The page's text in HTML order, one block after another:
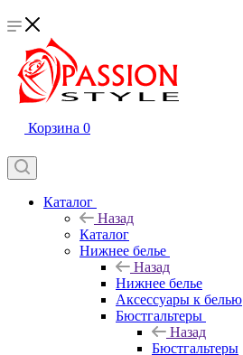
Корзина 0
Каталог
Назад
Каталог
Нижнее белье
Назад
Нижнее белье
Аксессуары к белью
Бюстгальтеры
Назад
Бюстгальтеры